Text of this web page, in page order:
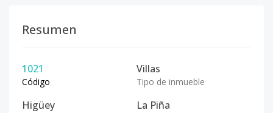
Resumen
1021
Código
Villas
Tipo de inmueble
Higüey La Piña